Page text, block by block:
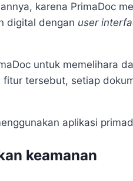
karena PrimaDoc
digital dengan user
untuk memelihara
tersebut, setiap
aplikasi
keamanan